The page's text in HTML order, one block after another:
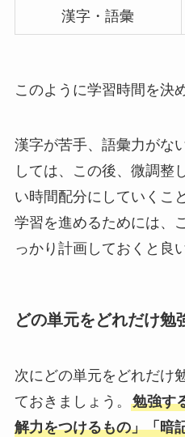
漢字・語彙
このように学習時間を決
漢字が苦手、語彙力がな
しては、この後、微調整
い時間配分にしていくこ
学習を進めるためには、
っかり計画しておくと良
どの単元をどれだけ勉
次にどの単元をどれだけ
ておきましょう。 勉強す
解力をつけるもの」「暗